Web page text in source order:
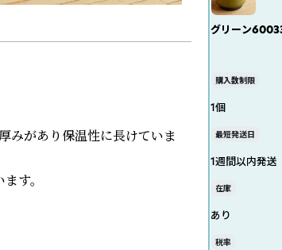
みがあり保温性に長けていま
ます。
グリーン
購入数制限
1個
最短発送日
1週間以内発送
在庫
あり
税率